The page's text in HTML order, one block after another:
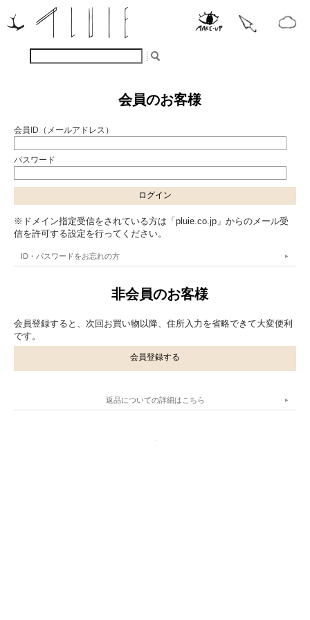
会員のお客様
会員ID（メールアドレス）
パスワード
※ドメイン指定受信をされている方は「pluie.co.jp」からのメール受
信を許可する設定を行ってください。
ID・パスワードをお忘れの方
非会員のお客様
会員登録すると、次回お買い物以降、住所入力を省略できて大変便利
です。
会員登録する
返品についての詳細はこちら